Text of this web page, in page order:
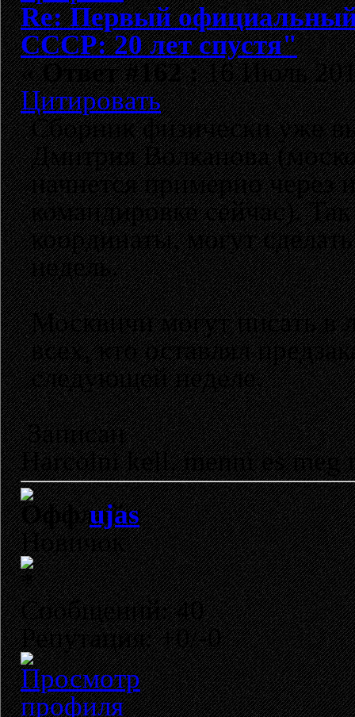
Re: Первый
СССР: 20 лет спустя"
«Ответ #162 :16 Июль
Цитировать
Сборник физически уже
Дмитрия Волканова
начнется примерно через
командировке сейчас).
координаты, могут
недель.
Москвичи могут писать
всех, кто оставлял
следующей неделе.
Записан
Harcolni kell, menni es meg
ujas
Новичок
Сообщений: 40
Репутация: +0/-0